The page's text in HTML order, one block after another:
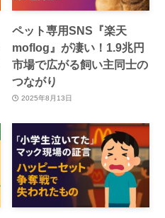
ペット専用SNS『楽天
moflog』が凄い！1.9兆円
市場で広がる飼い主同士の
つながり
2025年8月13日